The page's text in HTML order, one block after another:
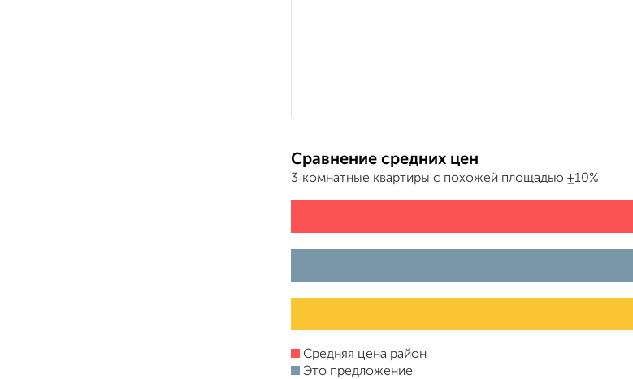
Сравнение средних цен
3‑комнатные квартиры с похожей площадью ±10%
Средняя цена район
Это предложение